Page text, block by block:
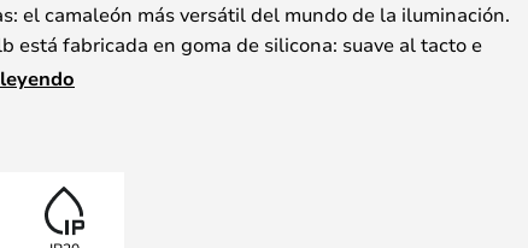
el camaleón más versátil del mundo de la iluminación.
está fabricada en goma de silicona: suave al tacto e